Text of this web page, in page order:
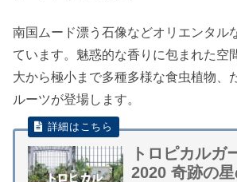
南国ムード漂う石像などオリエンタル
ています。魅惑的な香りに包まれた空
大から極小まで多種多様な食虫植物、
ルーツが登場します。
トロピカルガ
2020 奇跡の